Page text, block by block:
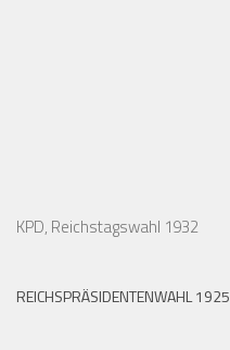
KPD, Reichstagswahl 1932
REICHSPRÄSIDENTENWAHL 1925